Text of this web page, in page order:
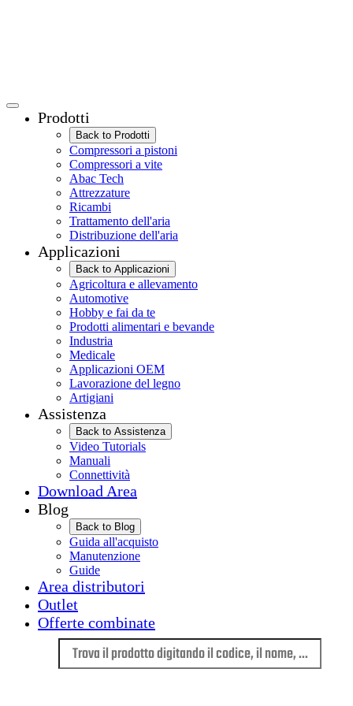
Prodotti
Back to Prodotti
Compressori a pistoni
Compressori a vite
Abac Tech
Attrezzature
Ricambi
Trattamento dell'aria
Distribuzione dell'aria
Applicazioni
Back to Applicazioni
Agricoltura e allevamento
Automotive
Hobby e fai da te
Prodotti alimentari e bevande
Industria
Medicale
Applicazioni OEM
Lavorazione del legno
Artigiani
Assistenza
Back to Assistenza
Video Tutorials
Manuali
Connettività
Download Area
Blog
Back to Blog
Guida all'acquisto
Manutenzione
Guide
Area distributori
Outlet
Offerte combinate